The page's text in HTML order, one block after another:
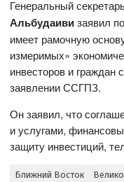
Генеральный
Альбудаивизаявил
имеет рамочную
измеримых»
инвесторов и граждан
заявлении ССГПЗ.
Он заявил, что
и услугами,
защиту инвестиций,
Ближний Восток